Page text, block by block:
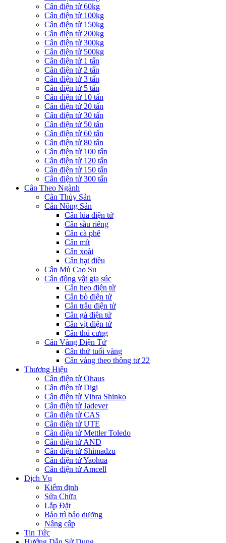
Cân điện tử 60kg
Cân điện tử 100kg
Cân điện tử 150kg
Cân điện tử 200kg
Cân điện tử 300kg
Cân điện tử 500kg
Cân điện tử 1 tấn
Cân điện tử 2 tấn
Cân điện tử 3 tấn
Cân điện tử 5 tấn
Cân điện tử 10 tấn
Cân điện tử 20 tấn
Cân điện tử 30 tấn
Cân điện tử 50 tấn
Cân điện tử 60 tấn
Cân điện tử 80 tấn
Cân điện tử 100 tấn
Cân điện tử 120 tấn
Cân điện tử 150 tấn
Cân điện tử 300 tấn
Cân Theo Ngành
Cân Thủy Sản
Cân Nông Sản
Cân lúa điện tử
Cân sầu riêng
Cân cà phê
Cân mít
Cân xoài
Cân hạt điều
Cân Mủ Cao Su
Cân động vật gia súc
Cân heo điện tử
Cân bò điện tử
Cân trâu điện tử
Cân gà điện tử
Cân vịt điện tử
Cân thú cưng
Cân Vàng Điện Tử
Cân thử tuổi vàng
Cân vàng theo thông tư 22
Thương Hiệu
Cân điện tử Ohaus
Cân điện tử Digi
Cân điện tử Vibra Shinko
Cân điện tử Jadever
Cân điện tử CAS
Cân điện tử UTE
Cân điện tử Mettler Toledo
Cân điện tử AND
Cân điện tử Shimadzu
Cân điện tử Yaohua
Cân điện tử Amcell
Dịch Vụ
Kiểm định
Sửa Chữa
Lắp Đặt
Bảo trì bảo dưỡng
Nâng cấp
Tin Tức